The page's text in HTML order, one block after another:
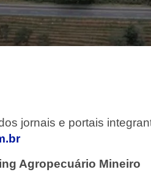
jornais e portais
Agropecuário Mineiro